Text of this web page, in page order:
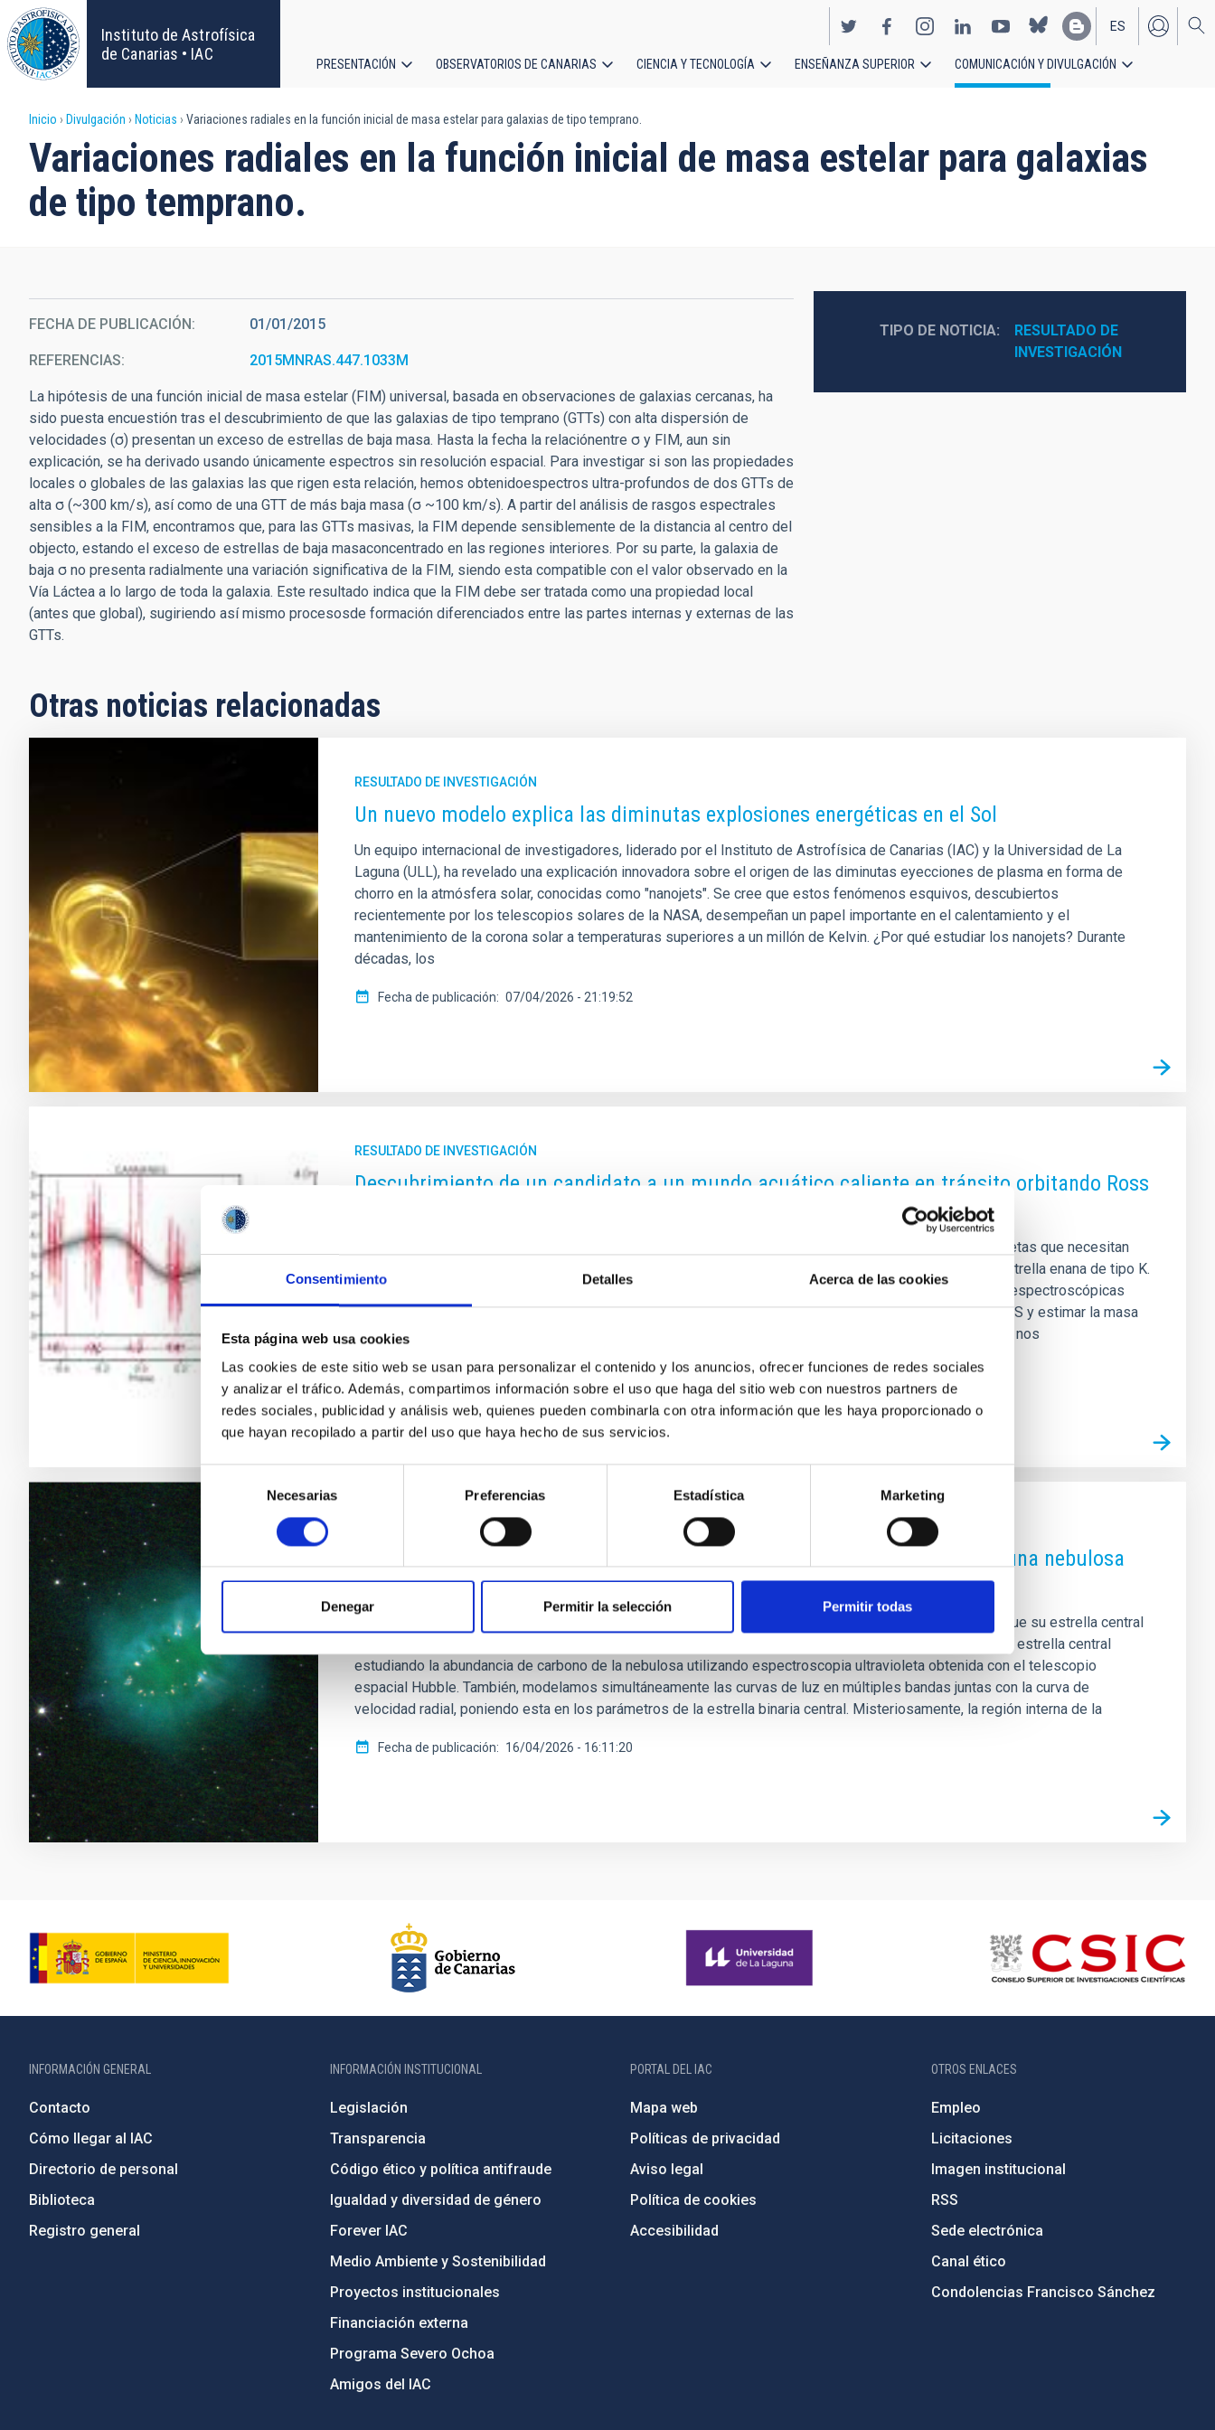
Consentimiento Detalles Acerca de las cookies
Esta página web usa cookies
Las cookies de este sitio web se usan para personalizar el contenido y los anuncios, ofrecer funciones de redes sociales
y analizar el tráfico. Además, compartimos información sobre el uso que haga del sitio web con nuestros partners de
redes sociales, publicidad y análisis web, quienes pueden combinarla con otra información que les haya proporcionado o
que hayan recopilado a partir del uso que haya hecho de sus servicios.
consentimiento
Necesarias Preferencias Estadística Marketing
Denegar Permitir la selección Permitir todas
Pasar
al
contenido
principal
Instituto de Astrofísica
de Canarias • IAC
EN
ES
principal
PRESENTACIÓN OBSERVATORIOS DE CANARIAS CIENCIA Y TECNOLOGÍA ENSEÑANZA SUPERIOR COMUNICACIÓN Y DIVULGACIÓN
Sobrescribir
enlaces
de
a
la
navegación
Inicio Divulgación Noticias Variaciones radiales en la función inicial de masa estelar para galaxias de tipo temprano.
Variaciones radiales en la función inicial de masa estelar para galaxias
de tipo temprano.
FECHA DE PUBLICACIÓN 01/01/2015
REFERENCIAS 2015MNRAS.447.1033M
La hipótesis de una función inicial de masa estelar (FIM) universal, basada en observaciones de galaxias cercanas, ha
sido puesta encuestión tras el descubrimiento de que las galaxias de tipo temprano (GTTs) con alta dispersión de
velocidades (σ) presentan un exceso de estrellas de baja masa. Hasta la fecha la relaciónentre σ y FIM, aun sin
explicación, se ha derivado usando únicamente espectros sin resolución espacial. Para investigar si son las propiedades
locales o globales de las galaxias las que rigen esta relación, hemos obtenidoespectros ultra-profundos de dos GTTs de
alta σ (~300 km/s), así como de una GTT de más baja masa (σ ~100 km/s). A partir del análisis de rasgos espectrales
sensibles a la FIM, encontramos que, para las GTTs masivas, la FIM depende sensiblemente de la distancia al centro del
objecto, estando el exceso de estrellas de baja masaconcentrado en las regiones interiores. Por su parte, la galaxia de
baja σ no presenta radialmente una variación significativa de la FIM, siendo esta compatible con el valor observado en la
Vía Láctea a lo largo de toda la galaxia. Este resultado indica que la FIM debe ser tratada como una propiedad local
(antes que global), sugiriendo así mismo procesosde formación diferenciados entre las partes internas y externas de las
GTTs.
TIPO DE NOTICIA
RESULTADO DE
INVESTIGACIÓN
Otras noticias relacionadas
RESULTADO DE INVESTIGACIÓN
Un nuevo modelo explica las diminutas explosiones energéticas en el Sol
Un equipo internacional de investigadores, liderado por el Instituto de Astrofísica de Canarias (IAC) y la Universidad de La
Laguna (ULL), ha revelado una explicación innovadora sobre el origen de las diminutas eyecciones de plasma en forma de
chorro en la atmósfera solar, conocidas como "nanojets". Se cree que estos fenómenos esquivos, descubiertos
recientemente por los telescopios solares de la NASA, desempeñan un papel importante en el calentamiento y el
mantenimiento de la corona solar a temperaturas superiores a un millón de Kelvin. ¿Por qué estudiar los nanojets? Durante
décadas, los
Fecha de publicación 07/04/2026 - 21:19:52
RESULTADO DE INVESTIGACIÓN
Descubrimiento de un candidato a un mundo acuático caliente en tránsito orbitando Ross
El satélite TESS (Transiting Exoplanet Survey Satellite) ha descubierto numerosos candidatos a exoplanetas que necesitan
ser confirmados y caracterizados desde tierra. Uno de ellos se encuentra alrededor de Ross 176, una estrella enana de tipo K.
Allí hemos identificado un planeta que podría ser un “mundo acuático” caliente. Gracias a observaciones espectroscópicas
con el instrumento CARMENES, pudimos confirmar la naturaleza planetaria de la señal detectada por TESS y estimar la masa
del planeta. Para mejorar el análisis, usamos modelos estadísticos llamados Procesos Gaussianos, que nos
Fecha de publicación 24/09/2025 - 21:36:23
RESULTADO DE INVESTIGACIÓN
Tasando el collar: Una enana de carbono post-envoltura-común dentro de una nebulosa
planetaria aparentemente bajo en carbono
La nebulosa del collar es una nebulosa planetaria bipolar, post-envoltura-común, y ha sido demostrado que su estrella central
tiene una compañera de tipo enana de carbono. Intentamos comprender los orígenes de la nebulosa y su estrella central
estudiando la abundancia de carbono de la nebulosa utilizando espectroscopia ultravioleta obtenida con el telescopio
espacial Hubble. También, modelamos simultáneamente las curvas de luz en múltiples bandas juntas con la curva de
velocidad radial, poniendo esta en los parámetros de la estrella binaria central. Misteriosamente, la región interna de la
Fecha de publicación 16/04/2026 - 16:11:20
INFORMACIÓN GENERAL
Contacto
Cómo llegar al IAC
Directorio de personal
Biblioteca
Registro general
INFORMACIÓN INSTITUCIONAL
Legislación
Transparencia
Código ético y política antifraude
Igualdad y diversidad de género
Forever IAC
Medio Ambiente y Sostenibilidad
Proyectos institucionales
Financiación externa
Programa Severo Ochoa
Amigos del IAC
PORTAL DEL IAC
Mapa web
Políticas de privacidad
Aviso legal
Política de cookies
Accesibilidad
OTROS ENLACES
Empleo
Licitaciones
Imagen institucional
RSS
Sede electrónica
Canal ético
Condolencias Francisco Sánchez